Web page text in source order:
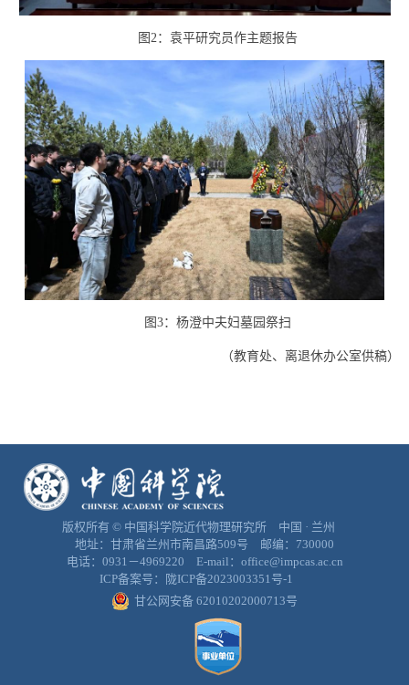
图2：袁平研究员作主题报告
图3：杨澄中夫妇墓园祭扫
（教育处、离退休办公室供稿）
版权所有 © 中国科学院近代物理研究所 中国 · 兰州
地址：甘肃省兰州市南昌路509号 邮编：730000
电话：0931－4969220 E-mail：office@impcas.ac.cn
ICP备案号：
陇ICP备2023003351号-1
甘公网安备 62010202000713号